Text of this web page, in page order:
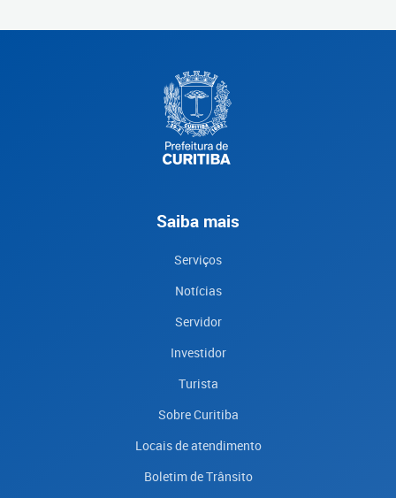
Saiba mais
Serviços
Notícias
Servidor
Investidor
Turista
Sobre Curitiba
Locais de atendimento
Boletim de Trânsito